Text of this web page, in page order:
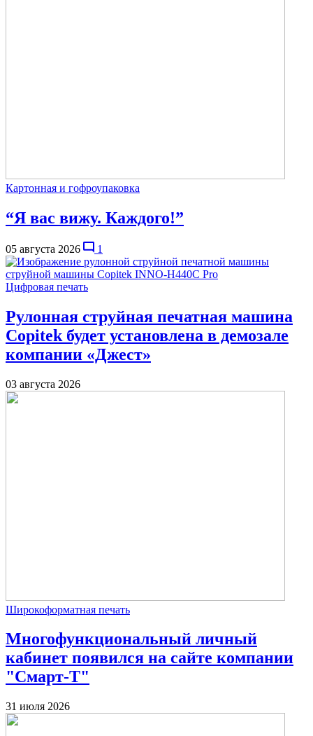
Картонная и гофроупаковка
“Я вас вижу. Каждого!”
05 августа 2026 1
Цифровая печать
Рулонная струйная печатная машина
Copitek будет установлена в демозале
компании «Джест»
03 августа 2026
Широкоформатная печать
Многофункциональный личный
кабинет появился на сайте компании
"Смарт-Т"
31 июля 2026